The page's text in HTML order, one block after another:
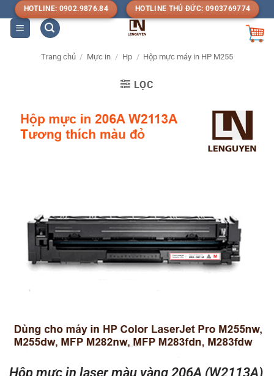
qua
nội
HOTLINE: 0902.9876.84 HOTLINE THỦ ĐỨC: 0903769774
Trang chủ / Mực in / Hp / Hộp mực máy in HP M255
LỌC
Hộp mực in laser màu vàng 206A (W2113A)